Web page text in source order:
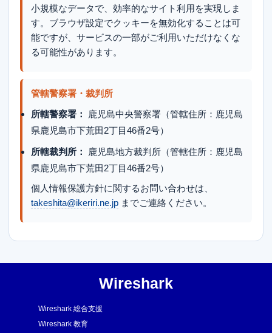
小規模なデータで、効率的なサイト利用を実現しま
す。ブラウザ設定でクッキーを無効化することは可
能ですが、サービスの一部がご利用いただけなくな
る可能性があります。
管轄警察署・裁判所
所轄警察署：
鹿児島中央警察署（管轄住所：鹿児島
県鹿児島市下荒田2丁目46番2号）
所轄裁判所：
鹿児島地方裁判所（管轄住所：鹿児島
県鹿児島市下荒田2丁目46番2号）
個人情報保護方針に関するお問い合わせは、
takeshita@ikeriri.ne.jp までご連絡ください。
Wireshark
Wireshark 総合支援
Wireshark 教育